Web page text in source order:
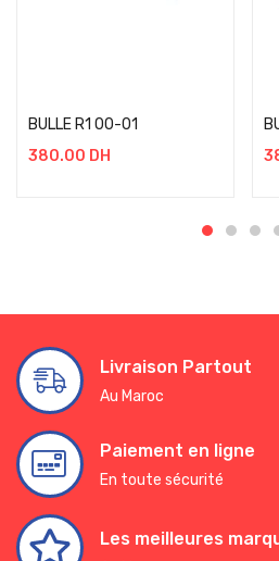
BULLE R1 00-01
380.00 DH
Livraison Partout
Au Maroc
Paiement en ligne
En toute sécurité
Les meilleures